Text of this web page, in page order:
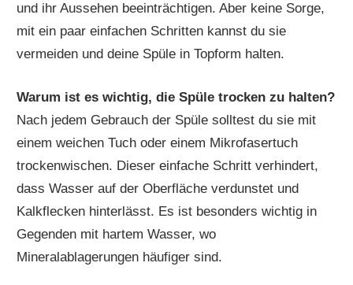
und ihr Aussehen beeinträchtigen. Aber keine Sorge,
mit ein paar einfachen Schritten kannst du sie
vermeiden und deine Spüle in Topform halten.
Warum ist es wichtig, die Spüle trocken zu halten?
Nach jedem Gebrauch der Spüle solltest du sie mit
einem weichen Tuch oder einem Mikrofasertuch
trockenwischen. Dieser einfache Schritt verhindert,
dass Wasser auf der Oberfläche verdunstet und
Kalkflecken hinterlässt. Es ist besonders wichtig in
Gegenden mit hartem Wasser, wo
Mineralablagerungen häufiger sind.